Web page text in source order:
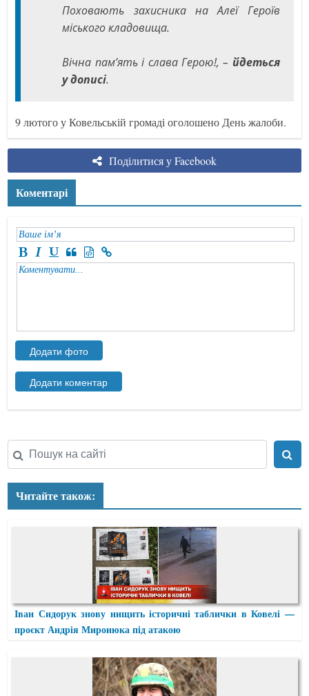
Поховають захисника на Алеї Героїв
міського кладовища.
Вічна пам’ять і слава Герою!, – йдеться
у дописі.
9 лютого у Ковельській громаді оголошено День жалоби.
Поділитися у Facebook
Коментарі
Читайте також:
Іван Сидорук знову нищить історичні таблички в Ковелі —
проєкт Андрія Миронюка під атакою